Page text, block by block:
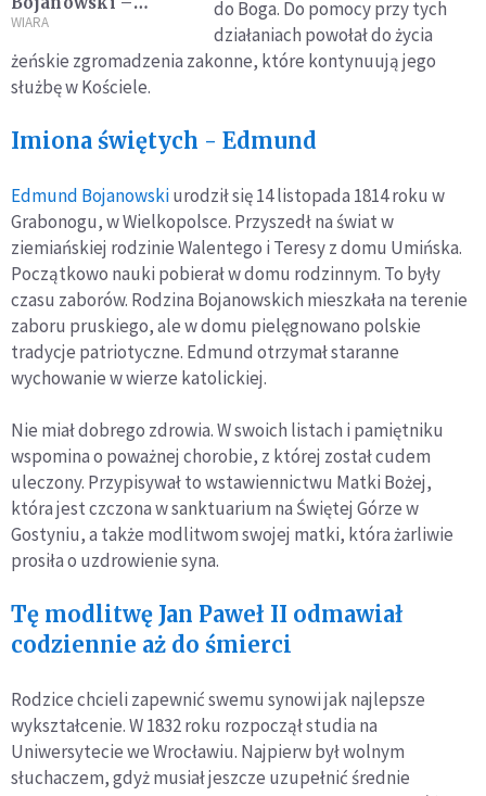
apostoł ludu
WIARA
do Boga. Do pomocy przy tych
działaniach powołał do życia
żeńskie zgromadzenia zakonne, które kontynuują jego
służbę w Kościele.
Imiona świętych - Edmund
Edmund Bojanowskiurodził się 14 listopada 1814 roku w
Grabonogu, w Wielkopolsce. Przyszedł na świat w
ziemiańskiej rodzinie Walentego i Teresy z domu Umińska.
Początkowo nauki pobierał w domu rodzinnym. To były
czasu zaborów. Rodzina Bojanowskich mieszkała na terenie
zaboru pruskiego, ale w domu pielęgnowano polskie
tradycje patriotyczne. Edmund otrzymał staranne
wychowanie w wierze katolickiej.
Nie miał dobrego zdrowia. W swoich listach i pamiętniku
wspomina o poważnej chorobie, z której został cudem
uleczony. Przypisywał to wstawiennictwu Matki Bożej,
która jest czczona w sanktuarium na Świętej Górze w
Gostyniu, a także modlitwom swojej matki, która żarliwie
prosiła o uzdrowienie syna.
Tę modlitwę Jan Paweł II odmawiał
codziennie aż do śmierci
Rodzice chcieli zapewnić swemu synowi jak najlepsze
wykształcenie. W 1832 roku rozpoczął studia na
Uniwersytecie we Wrocławiu. Najpierw był wolnym
słuchaczem, gdyż musiał jeszcze uzupełnić średnie